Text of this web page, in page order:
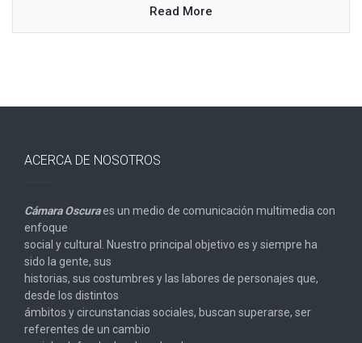
Read More
ACERCA DE NOSOTROS
Cámara Oscuraes un medio de comunicación multimedia con
enfoque
social y cultural. Nuestro principal objetivo es y siempre ha
sido la gente, sus
historias, sus costumbres y las labores de personajes que,
desde los distintos
ámbitos y circunstancias sociales, buscan superarse, ser
referentes de un cambio